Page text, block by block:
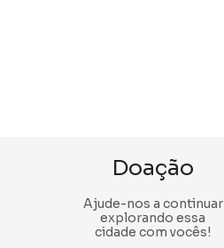
Doação
Ajude-nos a continuar
explorando essa
cidade com vocês!